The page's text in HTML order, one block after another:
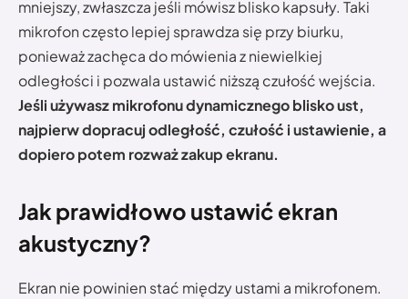
mniejszy, zwłaszcza jeśli mówisz blisko kapsuły. Taki
mikrofon często lepiej sprawdza się przy biurku,
ponieważ zachęca do mówienia z niewielkiej
odległości i pozwala ustawić niższą czułość wejścia.
Jeśli używasz mikrofonu dynamicznego blisko ust,
najpierw dopracuj odległość, czułość i ustawienie, a
dopiero potem rozważ zakup ekranu.
Jak prawidłowo ustawić ekran
akustyczny?
Ekran nie powinien stać między ustami a mikrofonem.